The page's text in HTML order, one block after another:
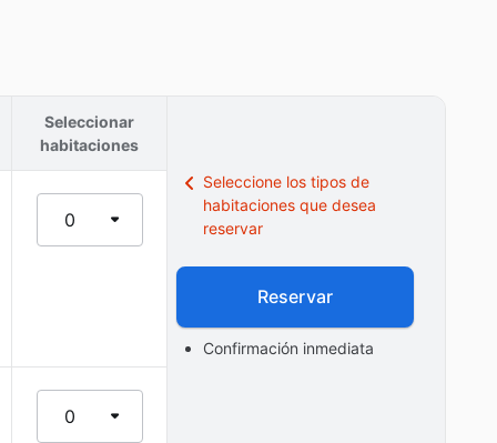
Seleccionar
habitaciones
0
0
Seleccione los tipos de
habitaciones que desea
reservar
Reservar
Confirmación inmediata